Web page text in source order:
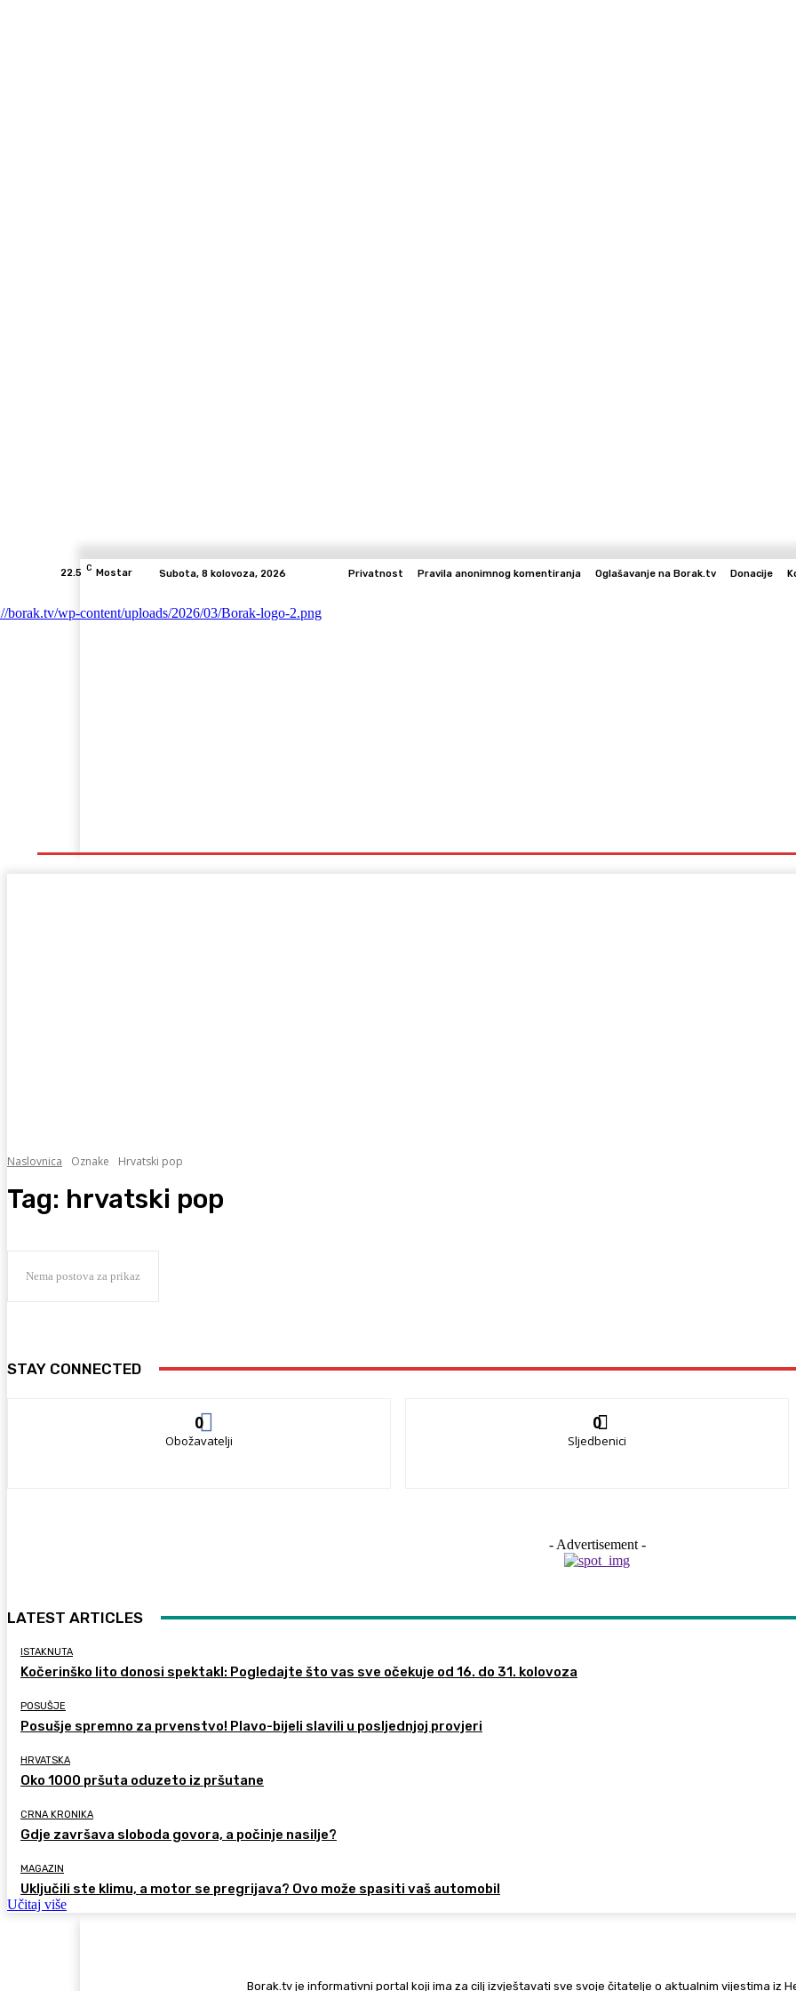
22.5 C Mostar Subota, 8 kolovoza, 2026 Privatnost Pravila anonimnog komentiranja Oglašavanje na Borak.tv Donacije
Naslovnica Oznake Hrvatski pop
Tag: hrvatski pop
Nema postova za prikaz
STAY CONNECTED
0
Obožavatelji
0
Sljedbenici
- Advertisement -
LATEST ARTICLES
ISTAKNUTA
Kočerinško lito donosi spektakl: Pogledajte što vas sve očekuje od 16. do 31. kolovoza
POSUŠJE
Posušje spremno za prvenstvo! Plavo-bijeli slavili u posljednjoj provjeri
HRVATSKA
Oko 1000 pršuta oduzeto iz pršutane
CRNA KRONIKA
Gdje završava sloboda govora, a počinje nasilje?
MAGAZIN
Uključili ste klimu, a motor se pregrijava? Ovo može spasiti vaš automobil
Učitaj više
Borak.tv je informativni portal koji ima za cilj izvještavati sve svoje čitatelje o aktualnim vijestima iz